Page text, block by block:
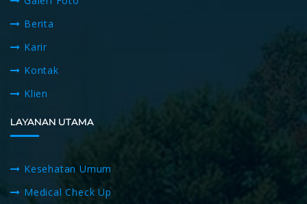
Berita
Karir
Kontak
Klien
LAYANAN UTAMA
Kesehatan Umum
Medical Check Up